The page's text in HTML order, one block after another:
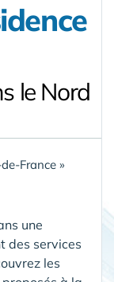
le Nord
France »
une
des services
les